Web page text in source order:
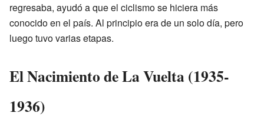
regresaba, ayudó a que el ciclismo se hiciera más
conocido en el país. Al principio era de un solo día, pero
luego tuvo varias etapas.
El Nacimiento de La Vuelta (1935-
1936)